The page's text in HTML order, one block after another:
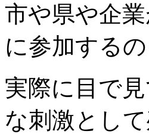
市や県や企
に参加する
実際に目で
な刺激とし